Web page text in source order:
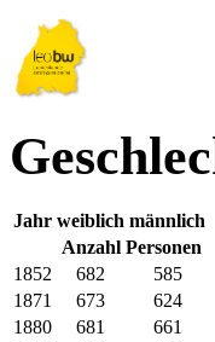
Jahr weiblich männlich
Anzahl Personen
1852
682
585
1871
673
624
1880
681
661